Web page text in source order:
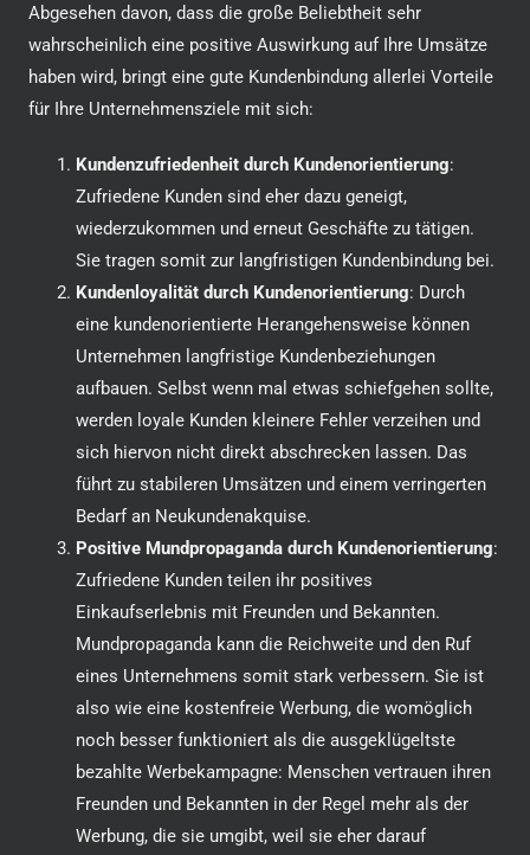
Abgesehen davon, dass die große Beliebtheit sehr
wahrscheinlich eine positive Auswirkung auf Ihre Umsätze
haben wird, bringt eine gute Kundenbindung allerlei Vorteile
für Ihre Unternehmensziele mit sich:
Kundenzufriedenheit durch Kundenorientierung:
Zufriedene Kunden sind eher dazu geneigt,
wiederzukommen und erneut Geschäfte zu tätigen.
Sie tragen somit zur langfristigen Kundenbindung bei.
Kundenloyalität durch Kundenorientierung: Durch
eine kundenorientierte Herangehensweise können
Unternehmen langfristige Kundenbeziehungen
aufbauen. Selbst wenn mal etwas schiefgehen sollte,
werden loyale Kunden kleinere Fehler verzeihen und
sich hiervon nicht direkt abschrecken lassen. Das
führt zu stabileren Umsätzen und einem verringerten
Bedarf an Neukundenakquise.
Positive Mundpropaganda durch Kundenorientierung:
Zufriedene Kunden teilen ihr positives
Einkaufserlebnis mit Freunden und Bekannten.
Mundpropaganda kann die Reichweite und den Ruf
eines Unternehmens somit stark verbessern. Sie ist
also wie eine kostenfreie Werbung, die womöglich
noch besser funktioniert als die ausgeklügeltste
bezahlte Werbekampagne: Menschen vertrauen ihren
Freunden und Bekannten in der Regel mehr als der
Werbung, die sie umgibt, weil sie eher darauf